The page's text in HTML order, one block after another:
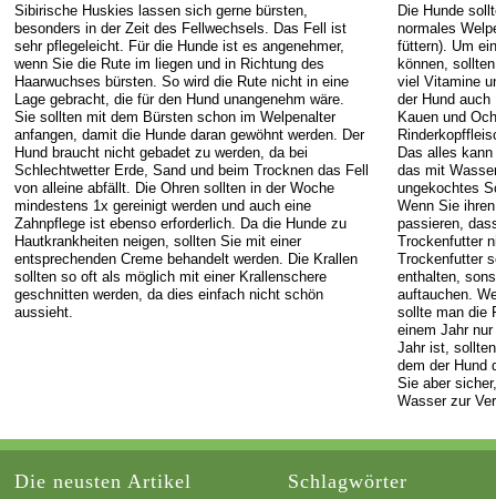
Sibirische Huskies lassen sich gerne bürsten,
besonders in der Zeit des Fellwechsels. Das Fell ist
sehr pflegeleicht. Für die Hunde ist es angenehmer,
wenn Sie die Rute im liegen und in Richtung des
Haarwuchses bürsten. So wird die Rute nicht in eine
Lage gebracht, die für den Hund unangenehm wäre.
Sie sollten mit dem Bürsten schon im Welpenalter
anfangen, damit die Hunde daran gewöhnt werden. Der
Hund braucht nicht gebadet zu werden, da bei
Schlechtwetter Erde, Sand und beim Trocknen das Fell
von alleine abfällt. Die Ohren sollten in der Woche
mindestens 1x gereinigt werden und auch eine
Zahnpflege ist ebenso erforderlich. Da die Hunde zu
Hautkrankheiten neigen, sollten Sie mit einer
entsprechenden Creme behandelt werden. Die Krallen
sollten so oft als möglich mit einer Krallenschere
geschnitten werden, da dies einfach nicht schön
aussieht.
Die Hunde
normales
füttern). Um
können,
viel Vitamine
der Hund
Kauen und
Das alles
das mit
ungekochtes
Wenn Sie
passieren,
Trockenfutter
Trockenfutter
enthalten,
auftauchen.
sollte man die
einem Jahr
Jahr ist,
dem der Hund
Sie aber
Wasser zur
Die neusten Artikel Schlagwörter